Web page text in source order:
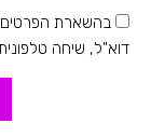
בהשארת הפרטים
דוא"ל, שיחה